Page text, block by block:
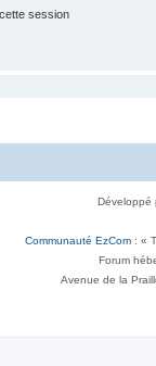
session
Développé
Communauté EzCom : «
Forum
Avenue de la